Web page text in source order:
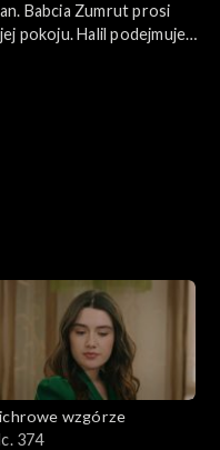
Babcia Zumrut prosi
pokoju. Halil podejmuje
na wyprowadzkę z
wzgórze
374